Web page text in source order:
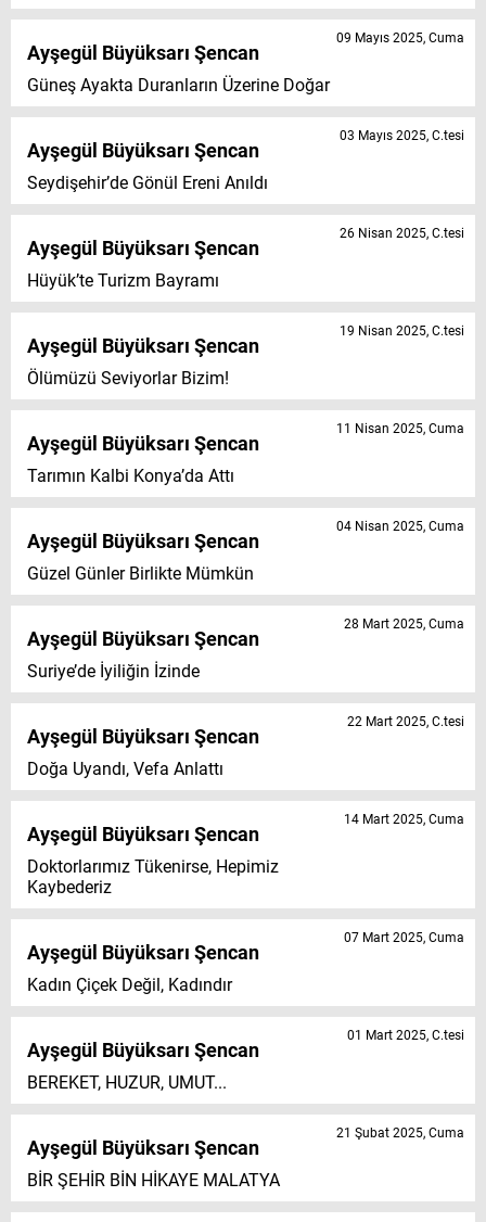
Ayşegül Büyüksarı Şencan
Güneş Ayakta Duranların Üzerine Doğar
09 Mayıs 2025, Cuma
Ayşegül Büyüksarı Şencan
Seydişehir’de Gönül Ereni Anıldı
03 Mayıs 2025, C.tesi
Ayşegül Büyüksarı Şencan
Hüyük’te Turizm Bayramı
26 Nisan 2025, C.tesi
Ayşegül Büyüksarı Şencan
Ölümüzü Seviyorlar Bizim!
19 Nisan 2025, C.tesi
Ayşegül Büyüksarı Şencan
Tarımın Kalbi Konya’da Attı
11 Nisan 2025, Cuma
Ayşegül Büyüksarı Şencan
Güzel Günler Birlikte Mümkün
04 Nisan 2025, Cuma
Ayşegül Büyüksarı Şencan
Suriye’de İyiliğin İzinde
28 Mart 2025, Cuma
Ayşegül Büyüksarı Şencan
Doğa Uyandı, Vefa Anlattı
22 Mart 2025, C.tesi
Ayşegül Büyüksarı Şencan
Doktorlarımız Tükenirse, Hepimiz
Kaybederiz
14 Mart 2025, Cuma
Ayşegül Büyüksarı Şencan
Kadın Çiçek Değil, Kadındır
07 Mart 2025, Cuma
Ayşegül Büyüksarı Şencan
BEREKET, HUZUR, UMUT...
01 Mart 2025, C.tesi
Ayşegül Büyüksarı Şencan
BİR ŞEHİR BİN HİKAYE MALATYA
21 Şubat 2025, Cuma